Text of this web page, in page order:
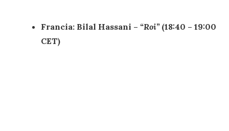
Francia: Bilal Hassani – “Roi”(18:40 – 19:00
CET)